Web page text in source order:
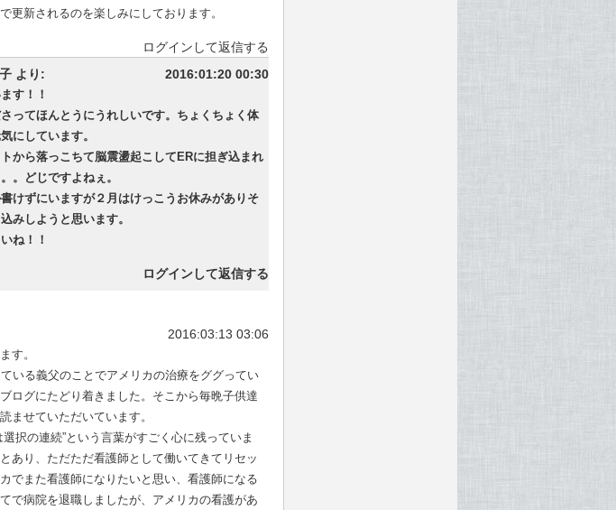
更新されるのを楽しみにしております。
ログインして返信する
より:
2016:01:20 00:30
す！！
ってほんとうにうれしいです。ちょくちょく体
にしています。
から落っこちて脳震盪起こしてERに担ぎ込まれ
。どじですよねぇ。
けずにいますが２月はけっこうお休みがありそ
みしようと思います。
ね！！
ログインして返信する
2016:03:13 03:06
す。
いる義父のことでアメリカの治療をググってい
ログにたどり着きました。そこから毎晩子供達
ませていただいています。
択の連続”という言葉がすごく心に残っていま
あり、ただただ看護師として働いてきてリセッ
でまた看護師になりたいと思い、看護師になる
で病院を退職しましたが、アメリカの看護があ